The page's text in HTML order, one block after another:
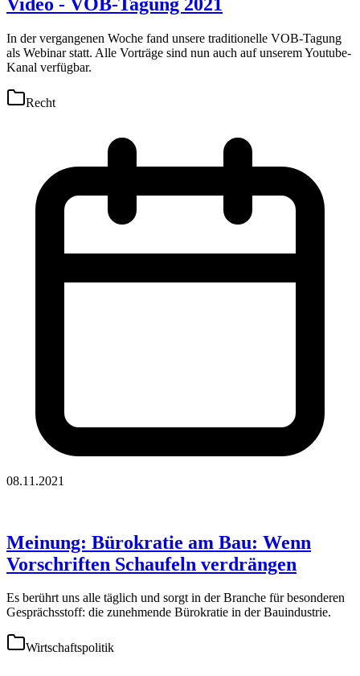
In der vergangenen Woche fand unsere traditionelle VOB-Tagung
als Webinar statt. Alle Vorträge sind nun auch auf unserem Youtube-
Kanal verfügbar.
Recht
08.11.2021
Meinung: Bürokratie am Bau: Wenn
Vorschriften Schaufeln verdrängen
Es berührt uns alle täglich und sorgt in der Branche für besonderen
Gesprächsstoff: die zunehmende Bürokratie in der Bauindustrie.
Wirtschaftspolitik